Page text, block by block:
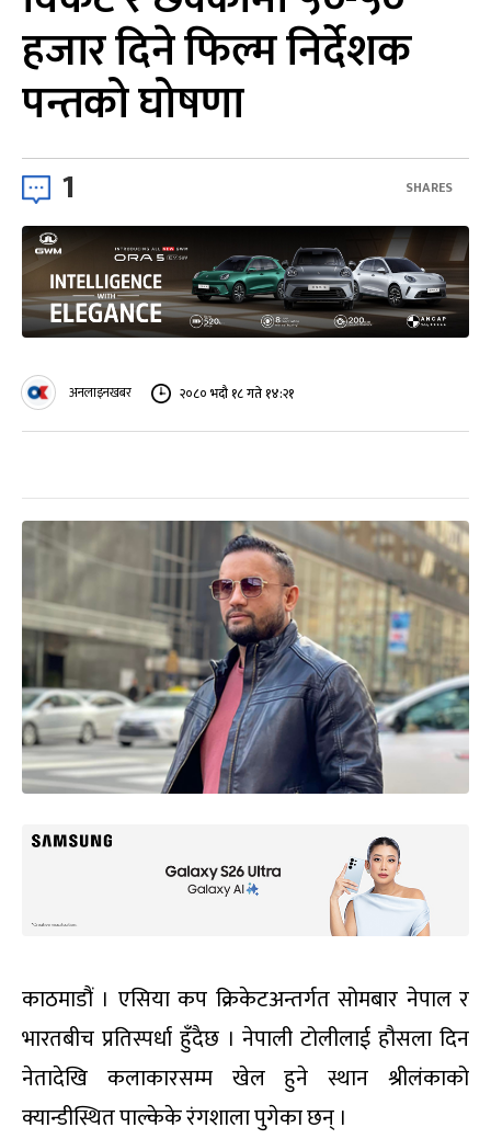
हजार दिने फिल्म निर्देशक
पन्तको घोषणा
1 SHARES
अनलाइनखबर २०८० भदौ १८ गते १४:२१
काठमाडौं । एसिया कप क्रिकेटअन्तर्गत सोमबार नेपाल र
भारतबीच प्रतिस्पर्धा हुँदैछ । नेपाली टोलीलाई हौसला दिन
नेतादेखि कलाकारसम्म खेल हुने स्थान श्रीलंकाको
क्यान्डीस्थित पाल्केके रंगशाला पुगेका छन् ।